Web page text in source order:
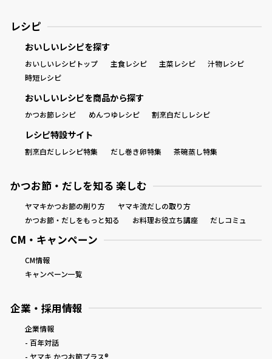
レシピ
おいしいレシピを探す
おいしいレシピトップ 主食レシピ 主菜レシピ
汁物レシピ
時短レシピ
おいしいレシピを商品から探す
かつお節レシピ めんつゆレシピ 割烹白だしレシピ
レシピ特設サイト
割烹白だしレシピ特集 だし巻き卵特集 茶碗蒸し特集
かつお節・だしを知る 楽しむ
ヤマキかつお節の削り方
ヤマキ流だしの取り方
かつお節・だしをもっと知る
お料理お役立ち講座 だしコミュ
CM・キャンペーン
CM情報
キャンペーン一覧
企業・採用情報
企業情報
- 百年対話
- ヤマキ かつお節プラス®